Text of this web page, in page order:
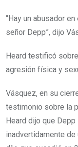
“Hay un abusador
señor Depp”, dijo
Heard testificó
agresión física y
Vásquez, en su
testimonio sobre la
Heard dijo que
inadvertidamente de